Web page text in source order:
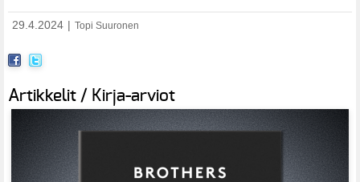
29.4.2024 | Topi Suuronen
Artikkelit / Kirja-arviot